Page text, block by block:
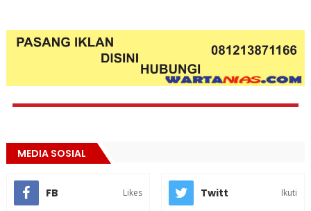
MEDIA SOSIAL
FB Likes Twitt Ikuti